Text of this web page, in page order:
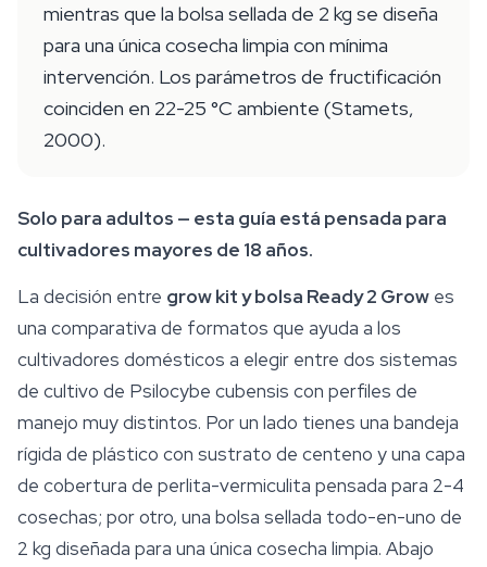
mientras que la bolsa sellada de 2 kg se diseña
para una única cosecha limpia con mínima
intervención. Los parámetros de fructificación
coinciden en 22-25 °C ambiente (Stamets,
2000).
Solo para adultos — esta guía está pensada para
cultivadores mayores de 18 años.
La decisión entre grow kit y bolsa Ready 2 Grow es
una comparativa de formatos que ayuda a los
cultivadores domésticos a elegir entre dos sistemas
de cultivo de Psilocybe cubensis con perfiles de
manejo muy distintos. Por un lado tienes una bandeja
rígida de plástico con sustrato de centeno y una capa
de cobertura de perlita-vermiculita pensada para 2-4
cosechas; por otro, una bolsa sellada todo-en-uno de
2 kg diseñada para una única cosecha limpia. Abajo